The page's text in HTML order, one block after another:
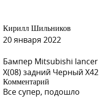
W19 - White Solid (СОЛИД)
W19 - White Solid (СОЛИД)
Кирилл Шильников
20 января 2022
Бампер Mitsubishi lancer
X(08) задний Черный X42
Комментарий
Все супер, подошло